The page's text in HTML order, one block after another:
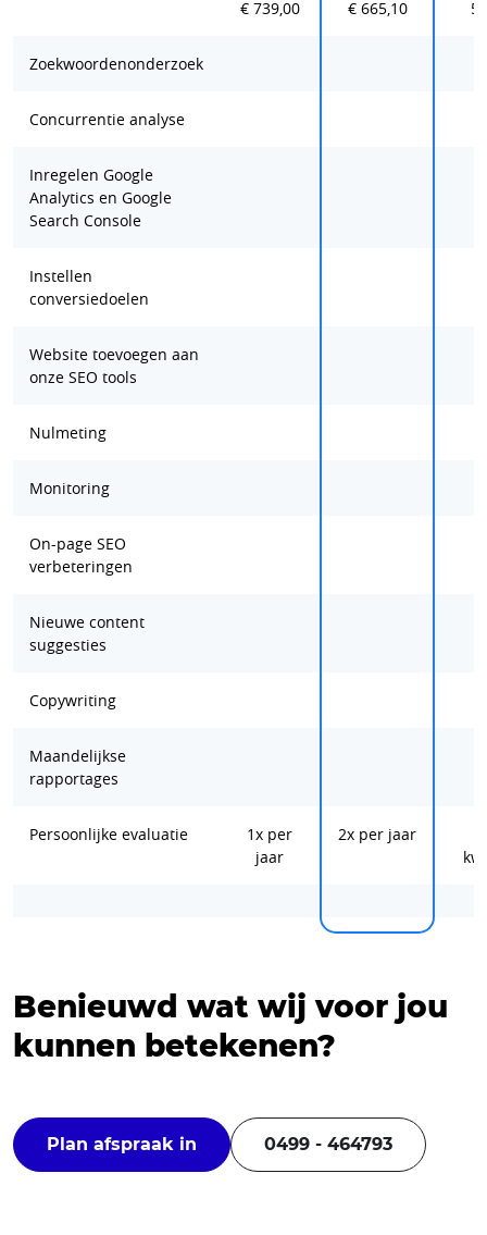
€ 739,00 € 665,10
Zoekwoordenonderzoek
Concurrentie analyse
Inregelen Google
Analytics en Google
Search Console
Instellen
conversiedoelen
Website toevoegen aan
onze SEO tools
Nulmeting
Monitoring
On-page SEO
verbeteringen
Nieuwe content
suggesties
Copywriting
Maandelijkse
rapportages
Persoonlijke evaluatie
1x per
jaar
2x per jaar
Benieuwd wat wij voor jou
kunnen betekenen?
Plan afspraak in 0499 - 464793